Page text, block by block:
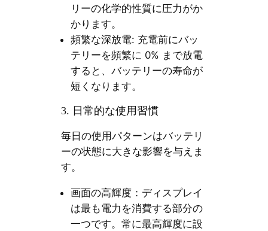
リーの化学的性質に圧力がか
かります。
頻繁な深放電: 充電前にバッ
テリーを頻繁に 0% まで放電
すると、バッテリーの寿命が
短くなります。
3. 日常的な使用習慣
毎日の使用パターンはバッテリ
ーの状態に大きな影響を与えま
す。
画面の高輝度：ディスプレイ
は最も電力を消費する部分の
一つです。常に最高輝度に設